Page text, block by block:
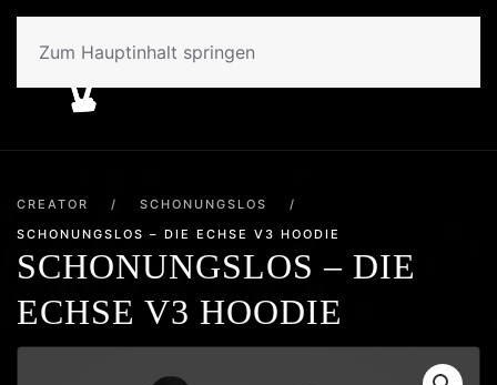
Zum Hauptinhalt springen
CREATOR / SCHONUNGSLOS
/
SCHONUNGSLOS – DIE ECHSE V3 HOODIE
SCHONUNGSLOS – DIE
ECHSE V3 HOODIE